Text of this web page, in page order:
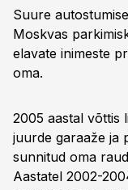
Suure
Moskvas
elavate inimeste
oma.
2005 aastal võttis
juurde garaaže ja
sunnitud oma
Aastatel 2002-